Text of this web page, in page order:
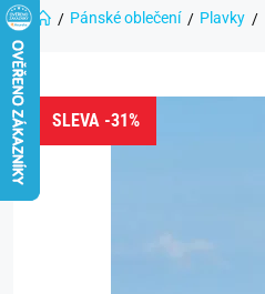
Pánské oblečení Plavky
SLEVA -31%